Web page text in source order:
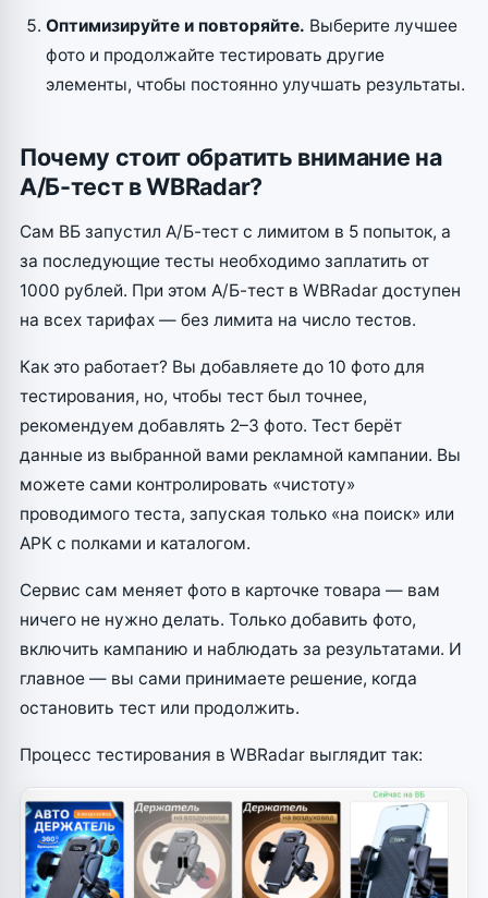
Оптимизируйте и повторяйте. Выберите лучшее
фото и продолжайте тестировать другие
элементы, чтобы постоянно улучшать результаты.
Почему стоит обратить внимание на
А/Б-тест в WBRadar?
Сам ВБ запустил А/Б-тест с лимитом в 5 попыток, а
за последующие тесты необходимо заплатить от
1000 рублей. При этом А/Б-тест в WBRadar доступен
на всех тарифах — без лимита на число тестов.
Как это работает? Вы добавляете до 10 фото для
тестирования, но, чтобы тест был точнее,
рекомендуем добавлять 2–3 фото. Тест берёт
данные из выбранной вами рекламной кампании. Вы
можете сами контролировать «чистоту»
проводимого теста, запуская только «на поиск» или
АРК с полками и каталогом.
Сервис сам меняет фото в карточке товара — вам
ничего не нужно делать. Только добавить фото,
включить кампанию и наблюдать за результатами. И
главное — вы сами принимаете решение, когда
остановить тест или продолжить.
Процесс тестирования в WBRadar выглядит так: